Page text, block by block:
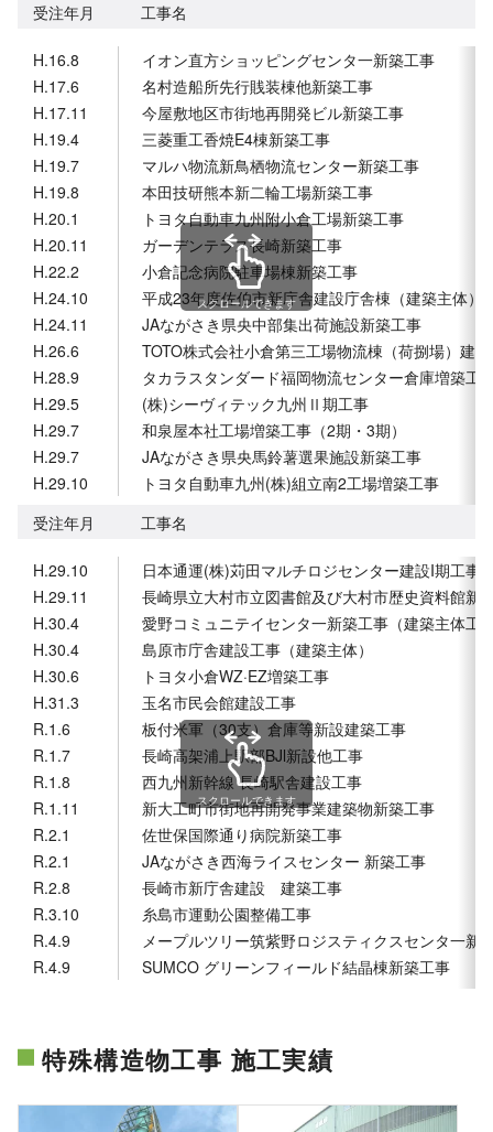
受注年月 工事名
H.16.8
イオン直方ショッピングセンタ一新築工事
H.17.6
名村造船所先行賎装棟他新築工事
H.17.11
今屋敷地区市街地再開発ビル新築工事
H.19.4
三菱重工香焼E4棟新築工事
H.19.7
マルハ物流新鳥栖物流センター新築工事
H.19.8
本田技研熊本新二輪工場新築工事
H.20.1
トヨタ自動車九州附小倉工場新築工事
H.20.11
ガーデンテラス長崎新築工事
H.22.2
小倉記念病院駐車場棟新築工事
H.24.10
平成23年度佐伯市新庁舎建設庁舎棟（建築主体）
H.24.11
JAながさき県央中部集出荷施設新築工事
H.26.6
TOTO株式会社小倉第三工場物流棟（荷捌場）
H.28.9
タカラスタンダード福岡物流センター倉庫増築工
H.29.5
(株)シーヴィテック九州Ⅱ期工事
H.29.7
和泉屋本社工場増築工事（2期・3期）
H.29.7
JAながさき県央馬鈴薯選果施設新築工事
H.29.10
トヨタ自動車九州(株)組立南2工場増築工事
スクロールできます
受注年月 工事名
H.29.10
日本通運(株)苅田マルチロジセンター建設I期工事
H.29.11
長崎県立大村市立図書館及び大村市歴史資料館新
H.30.4
愛野コミュニテイセンタ一新築工事（建築主体工
H.30.4
島原市庁舎建設工事（建築主体）
H.30.6
トヨタ小倉WZ·EZ増築工事
H.31.3
玉名市民会館建設工事
R.1.6
板付米軍（30支）倉庫等新設建築工事
R.1.7
長崎高架浦上駅部BJl新設他工事
R.1.8
西九州新幹線 長崎駅舎建設工事
R.1.11
新大工町市街地再開発事業建築物新築工事
R.2.1
佐世保国際通り病院新築工事
R.2.1
JAながさき西海ライスセンター 新築工事
R.2.8
長崎市新庁舎建設 建築工事
R.3.10
糸島市運動公園整備工事
R.4.9
メープルツリー筑紫野ロジスティクスセンタ一新
R.4.9
SUMCO グリーンフィールド結晶棟新築工事
スクロールできます
特殊構造物工事 施工実績